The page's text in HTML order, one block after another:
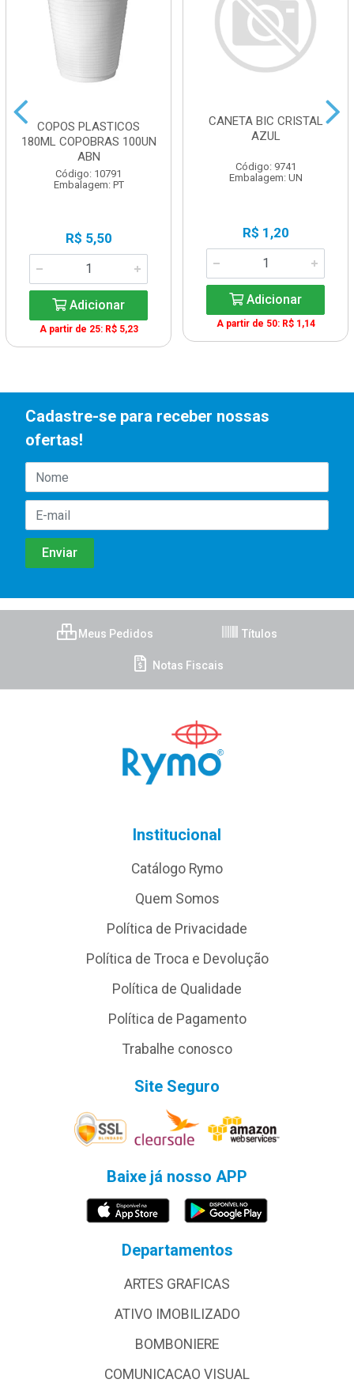
COPOS PLASTICOS
180ML COPOBRAS 100UN
ABN
Código: 10791
Embalagem: PT
R$ 5,50
Adicionar
A partir de 25: R$ 5,23
CANETA BIC CRISTAL
AZUL
Código: 9741
Embalagem: UN
R$ 1,20
Adicionar
A partir de 50: R$ 1,14
Cadastre-se para receber nossas
ofertas!
Meus Pedidos Títulos
Notas Fiscais
Institucional
Catálogo Rymo
Quem Somos
Política de Privacidade
Política de Troca e Devolução
Política de Qualidade
Política de Pagamento
Trabalhe conosco
Site Seguro
Baixe já nosso APP
Departamentos
ARTES GRAFICAS
ATIVO IMOBILIZADO
BOMBONIERE
COMUNICACAO VISUAL